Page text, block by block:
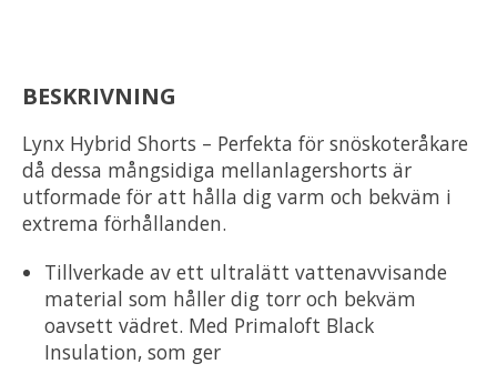
BESKRIVNING
Lynx Hybrid Shorts – Perfekta för snöskoteråkare
då dessa mångsidiga mellanlagershorts är
utformade för att hålla dig varm och bekväm i
extrema förhållanden.
Tillverkade av ett ultralätt vattenavvisande
material som håller dig torr och bekväm
oavsett vädret. Med Primaloft Black
Insulation, som ger